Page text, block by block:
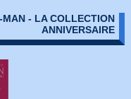
MAN - LA COLLECTION
ANNIVERSAIRE